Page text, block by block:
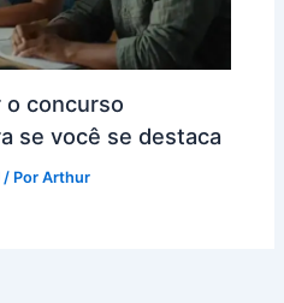
o concurso
se você se destaca
/ PorArthur